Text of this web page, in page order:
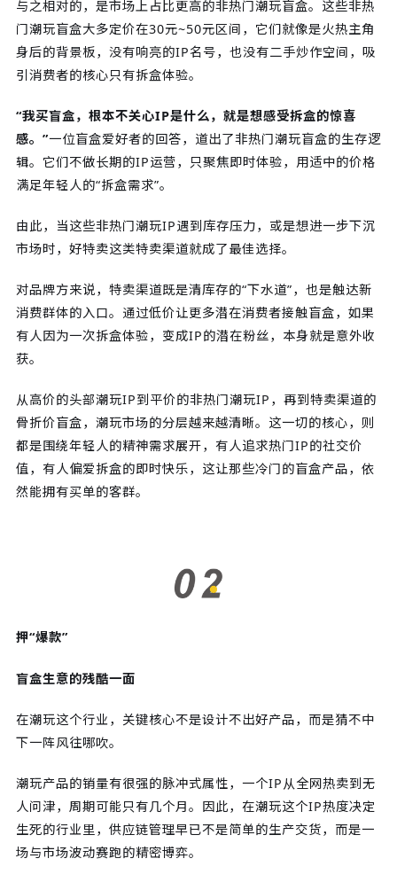
与之相对的，是市场上占比更高的非热门潮玩盲盒。这些非热
门潮玩盲盒大多定价在30元~50元区间，它们就像是火热主角
身后的背景板，没有响亮的IP名号，也没有二手炒作空间，吸
引消费者的核心只有拆盒体验。
“我买盲盒，根本不关心IP是什么，就是想感受拆盒的惊喜
感。”一位盲盒爱好者的回答，道出了非热门潮玩盲盒的生存逻
辑。它们不做长期的IP运营，只聚焦即时体验，用适中的价格
满足年轻人的“拆盒需求”。
由此，当这些非热门潮玩IP遇到库存压力，或是想进一步下沉
市场时，好特卖这类特卖渠道就成了最佳选择。
对品牌方来说，特卖渠道既是清库存的“下水道”，也是触达新
消费群体的入口。通过低价让更多潜在消费者接触盲盒，如果
有人因为一次拆盒体验，变成IP的潜在粉丝，本身就是意外收
获。
从高价的头部潮玩IP到平价的非热门潮玩IP，再到特卖渠道的
骨折价盲盒，潮玩市场的分层越来越清晰。这一切的核心，则
都是围绕年轻人的精神需求展开，有人追求热门IP的社交价
值，有人偏爱拆盒的即时快乐，这让那些冷门的盲盒产品，依
然能拥有买单的客群。
押“爆款”
盲盒生意的残酷一面
在潮玩这个行业，关键核心不是设计不出好产品，而是猜不中
下一阵风往哪吹。
潮玩产品的销量有很强的脉冲式属性，一个IP从全网热卖到无
人问津，周期可能只有几个月。因此，在潮玩这个IP热度决定
生死的行业里，供应链管理早已不是简单的生产交货，而是一
场与市场波动赛跑的精密博弈。